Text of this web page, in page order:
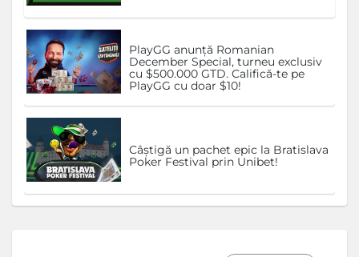
PlayGG anunță Romanian
December Special, turneu exclusiv
cu $500.000 GTD. Califică-te pe
PlayGG cu doar $10!
Câștigă un pachet epic la Bratislava
Poker Festival prin Unibet!